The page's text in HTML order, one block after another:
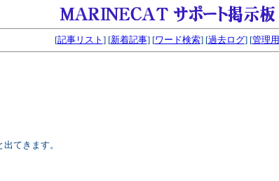
[記事リスト ] [新着記事] [ワード検索] [過去ログ] [管理用
てきます。